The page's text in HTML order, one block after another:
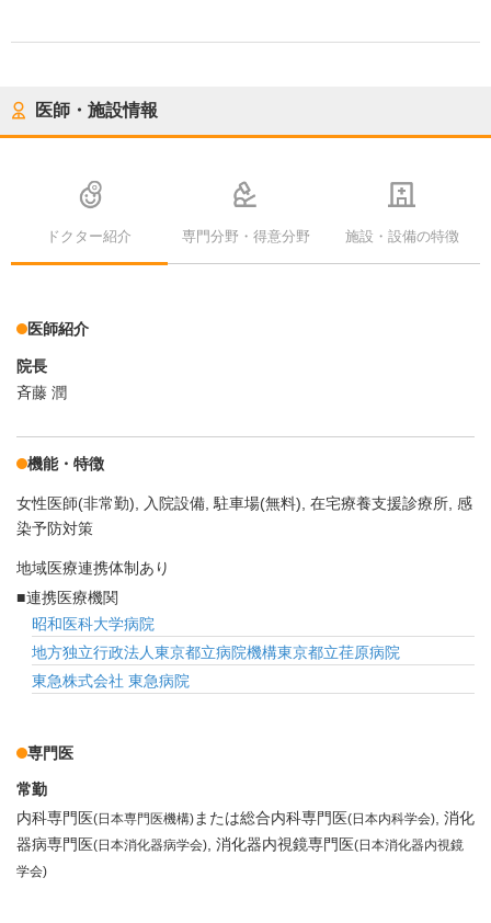
医師・施設情報
ドクター紹介 専門分野・得意分野 施設・設備の特徴
医師紹介
院長
斉藤 潤
機能・特徴
女性医師(非常勤) 入院設備 駐車場(無料) 在宅療養支援診療所 感
染予防対策
地域医療連携体制あり
連携医療機関
昭和医科大学病院
地方独立行政法人東京都立病院機構東京都立荏原病院
東急株式会社 東急病院
専門医
常勤
内科専門医(日本専門医機構)または総合内科専門医(日本内科学会) 消化
器病専門医(日本消化器病学会) 消化器内視鏡専門医(日本消化器内視鏡
学会)